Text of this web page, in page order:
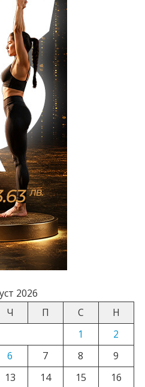
2026
Ч П С
Н
1
2
6 7 8
9
13 14 15
16